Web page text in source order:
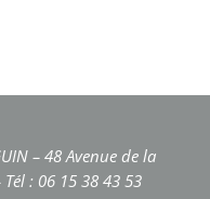
– 48 Avenue de la
: 06 15 38 43 53